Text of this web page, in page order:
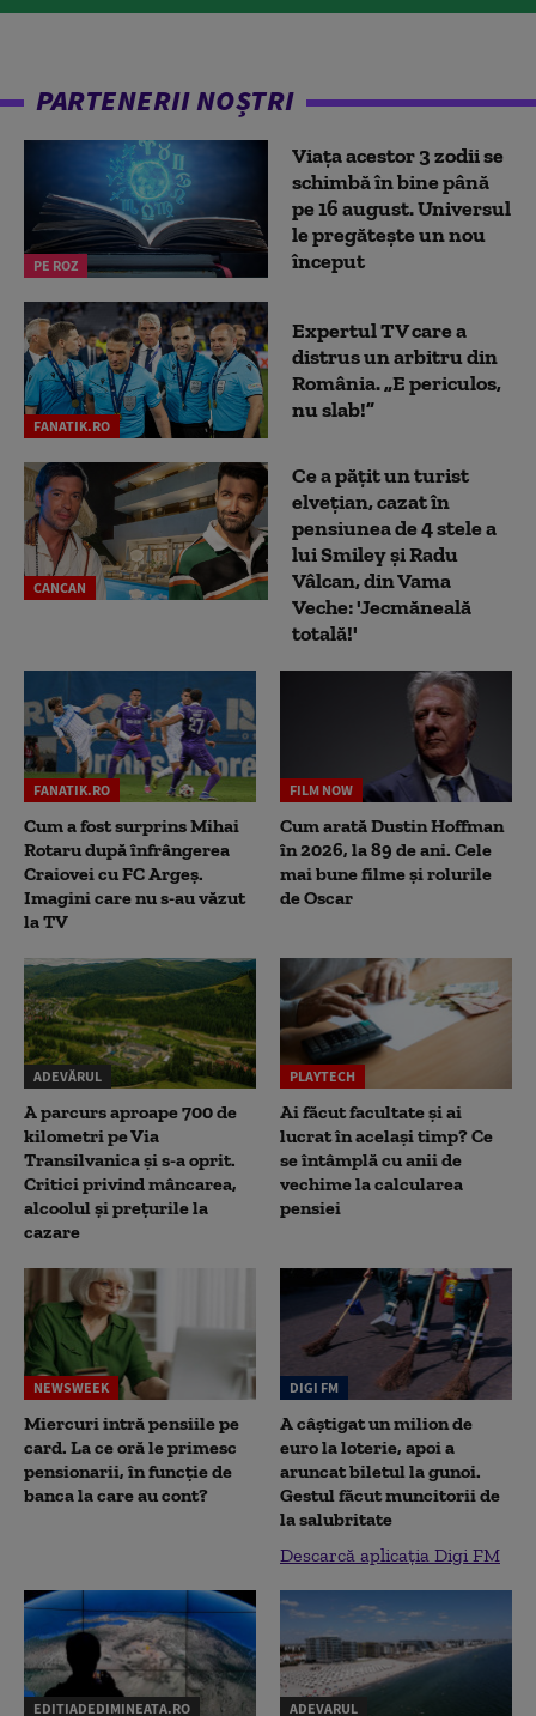
PARTENERII NOȘTRI
PE ROZ
Viața acestor 3 zodii se
schimbă în bine până
pe 16 august. Universul
le pregătește un nou
început
FANATIK.RO
Expertul TV care a
distrus un arbitru din
România. „E periculos,
nu slab!”
CANCAN
Ce a pățit un turist
elvețian, cazat în
pensiunea de 4 stele a
lui Smiley și Radu
Vâlcan, din Vama
Veche: 'Jecmăneală
totală!'
FANATIK.RO
Cum a fost surprins Mihai
Rotaru după înfrângerea
Craiovei cu FC Argeș.
Imagini care nu s-au văzut
la TV
FILM NOW
Cum arată Dustin Hoffman
în 2026, la 89 de ani. Cele
mai bune filme și rolurile
de Oscar
ADEVĂRUL
A parcurs aproape 700 de
kilometri pe Via
Transilvanica și s-a oprit.
Critici privind mâncarea,
alcoolul și prețurile la
cazare
PLAYTECH
Ai făcut facultate și ai
lucrat în același timp? Ce
se întâmplă cu anii de
vechime la calcularea
pensiei
NEWSWEEK
Miercuri intră pensiile pe
card. La ce oră le primesc
pensionarii, în funcție de
banca la care au cont?
DIGI FM
A câștigat un milion de
euro la loterie, apoi a
aruncat biletul la gunoi.
Gestul făcut muncitorii de
la salubritate
Descarcă aplicația Digi FM
EDITIADEDIMINEATA.RO ADEVARUL